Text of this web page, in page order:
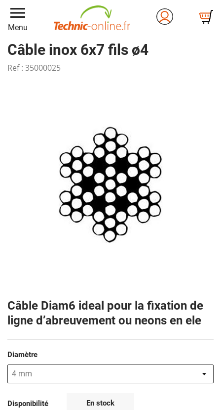
menu
Menu
Câble inox 6x7 fils ø4
Ref : 35000025
Câble Diam6 ideal pour la fixation de
ligne d’abreuvement ou neons en ele
Diamètre
Disponibilité En stock